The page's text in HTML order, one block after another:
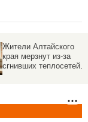
Жители Алтайского
края мерзнут из-за
сгнивших теплосетей